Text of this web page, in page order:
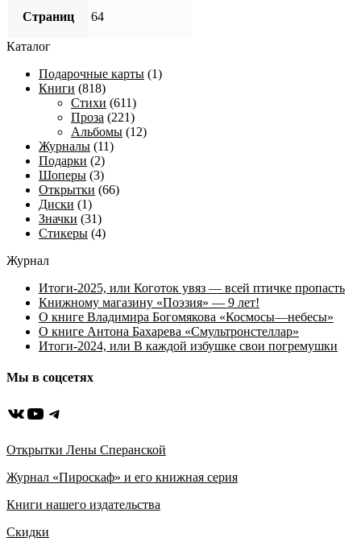
Страниц 64
Каталог
Подарочные карты (1)
Книги (818)
Стихи (611)
Проза (221)
Альбомы (12)
Журналы (11)
Подарки (2)
Шоперы (3)
Открытки (66)
Диски (1)
Значки (31)
Стикеры (4)
Журнал
Итоги-2025, или Коготок увяз — всей птичке пропасть
Книжному магазину «Поэзия» — 9 лет!
О книге Владимира Богомякова «Космосы—небесы»
О книге Антона Бахарева «Смультронстеллар»
Итоги-2024, или В каждой избушке свои погремушки
Мы в соцсетях
ВКонтакте
YouTube
Telegram
Открытки Лены Сперанской
Журнал «Пироскаф» и его книжная серия
Книги нашего издательства
Скидки